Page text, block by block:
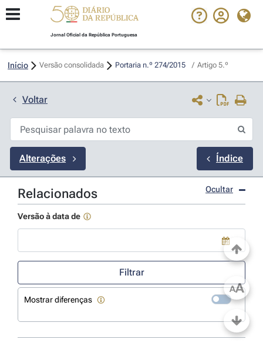
Jornal Oficial da República Portuguesa
Início Versão consolidada Portaria n.º 274/2015 / Artigo 5.º
Voltar
Alterações Índice
Relacionados Ocultar
Versão à data de
Use a tecla de seta para baixo para abrir o calendário; Use as
Filtrar
Mostrar diferenças
AA